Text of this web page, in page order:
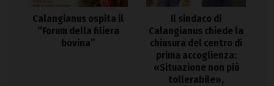
Calangianus ospita il
“Forum della filiera
bovina”
Il sindaco di
Calangianus chiede la
chiusura del centro di
prima accoglienza:
«Situazione non più
tollerabile»,